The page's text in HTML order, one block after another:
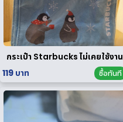
กระเป๋า Starbucks ไม่เคยใช้งาน
119 บาท
ซื้อทันที